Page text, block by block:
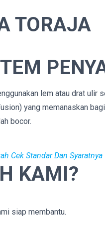
TORAJA
lem atau drat ulir
yang memanaskan
bocor.
Cek Standar Dan Syaratnya
KAMI?
siap membantu.